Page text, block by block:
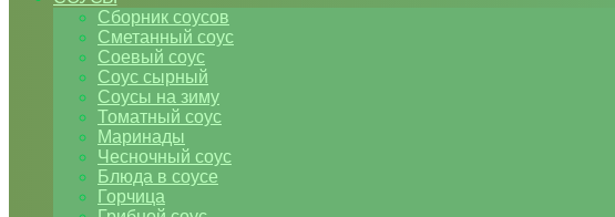
Сборник соусов
Сметанный соус
Соевый соус
Соус сырный
Соусы на зиму
Томатный соус
Маринады
Чесночный соус
Блюда в соусе
Горчица